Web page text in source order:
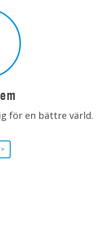
för en bättre värld.
>